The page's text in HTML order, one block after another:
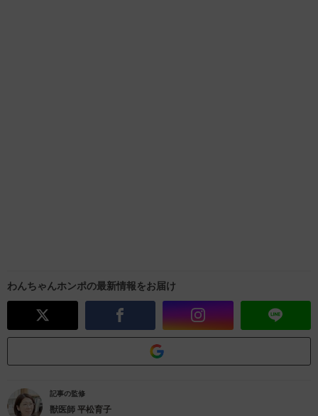
わんちゃんホンポの最新情報をお届け
記事の監修
獣医師 平松育子